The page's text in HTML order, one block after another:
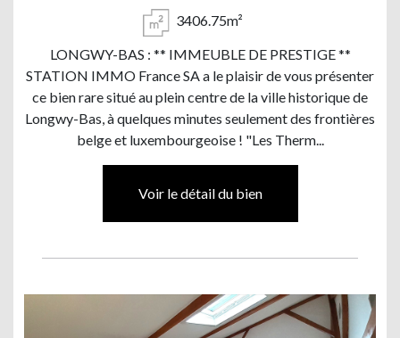
3406.75m²
LONGWY-BAS : ** IMMEUBLE DE PRESTIGE **
STATION IMMO France SA a le plaisir de vous présenter
ce bien rare situé au plein centre de la ville historique de
Longwy-Bas, à quelques minutes seulement des frontières
belge et luxembourgeoise ! "Les Therm...
Voir le détail du bien